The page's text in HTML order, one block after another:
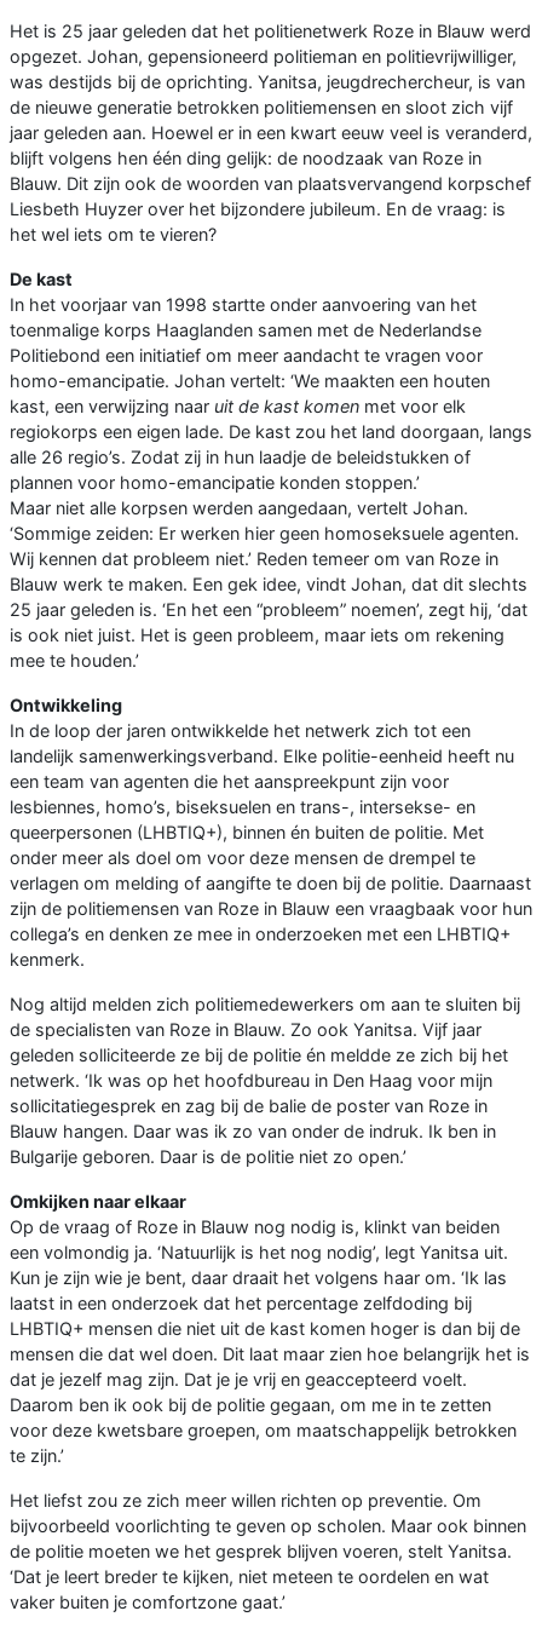
Het is 25 jaar geleden dat het politienetwerk Roze in Blauw werd
opgezet. Johan, gepensioneerd politieman en politievrijwilliger,
was destijds bij de oprichting. Yanitsa, jeugdrechercheur, is van
de nieuwe generatie betrokken politiemensen en sloot zich vijf
jaar geleden aan. Hoewel er in een kwart eeuw veel is veranderd,
blijft volgens hen één ding gelijk: de noodzaak van Roze in
Blauw. Dit zijn ook de woorden van plaatsvervangend korpschef
Liesbeth Huyzer over het bijzondere jubileum. En de vraag: is
het wel iets om te vieren?
De kast
In het voorjaar van 1998 startte onder aanvoering van het
toenmalige korps Haaglanden samen met de Nederlandse
Politiebond een initiatief om meer aandacht te vragen voor
homo-emancipatie. Johan vertelt: ‘We maakten een houten
kast, een verwijzing naar uit de kast komen met voor elk
regiokorps een eigen lade. De kast zou het land doorgaan, langs
alle 26 regio’s. Zodat zij in hun laadje de beleidstukken of
plannen voor homo-emancipatie konden stoppen.’
Maar niet alle korpsen werden aangedaan, vertelt Johan.
‘Sommige zeiden: Er werken hier geen homoseksuele agenten.
Wij kennen dat probleem niet.’ Reden temeer om van Roze in
Blauw werk te maken. Een gek idee, vindt Johan, dat dit slechts
25 jaar geleden is. ‘En het een “probleem” noemen’, zegt hij, ‘dat
is ook niet juist. Het is geen probleem, maar iets om rekening
mee te houden.’
Ontwikkeling
In de loop der jaren ontwikkelde het netwerk zich tot een
landelijk samenwerkingsverband. Elke politie-eenheid heeft nu
een team van agenten die het aanspreekpunt zijn voor
lesbiennes, homo’s, biseksuelen en trans-, intersekse- en
queerpersonen (LHBTIQ+), binnen én buiten de politie. Met
onder meer als doel om voor deze mensen de drempel te
verlagen om melding of aangifte te doen bij de politie. Daarnaast
zijn de politiemensen van Roze in Blauw een vraagbaak voor hun
collega’s en denken ze mee in onderzoeken met een LHBTIQ+
kenmerk.
Nog altijd melden zich politiemedewerkers om aan te sluiten bij
de specialisten van Roze in Blauw. Zo ook Yanitsa. Vijf jaar
geleden solliciteerde ze bij de politie én meldde ze zich bij het
netwerk. ‘Ik was op het hoofdbureau in Den Haag voor mijn
sollicitatiegesprek en zag bij de balie de poster van Roze in
Blauw hangen. Daar was ik zo van onder de indruk. Ik ben in
Bulgarije geboren. Daar is de politie niet zo open.’
Omkijken naar elkaar
Op de vraag of Roze in Blauw nog nodig is, klinkt van beiden
een volmondig ja. ‘Natuurlijk is het nog nodig’, legt Yanitsa uit.
Kun je zijn wie je bent, daar draait het volgens haar om. ‘Ik las
laatst in een onderzoek dat het percentage zelfdoding bij
LHBTIQ+ mensen die niet uit de kast komen hoger is dan bij de
mensen die dat wel doen. Dit laat maar zien hoe belangrijk het is
dat je jezelf mag zijn. Dat je je vrij en geaccepteerd voelt.
Daarom ben ik ook bij de politie gegaan, om me in te zetten
voor deze kwetsbare groepen, om maatschappelijk betrokken
te zijn.’
Het liefst zou ze zich meer willen richten op preventie. Om
bijvoorbeeld voorlichting te geven op scholen. Maar ook binnen
de politie moeten we het gesprek blijven voeren, stelt Yanitsa.
‘Dat je leert breder te kijken, niet meteen te oordelen en wat
vaker buiten je comfortzone gaat.’